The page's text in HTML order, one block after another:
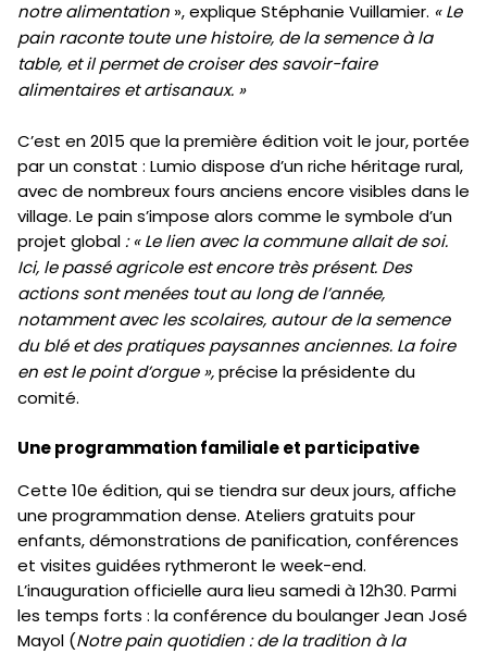
notre alimentation », explique Stéphanie Vuillamier. « Le
pain raconte toute une histoire, de la semence à la
table, et il permet de croiser des savoir-faire
alimentaires et artisanaux. »
C’est en 2015 que la première édition voit le jour, portée
par un constat : Lumio dispose d’un riche héritage rural,
avec de nombreux fours anciens encore visibles dans le
village. Le pain s’impose alors comme le symbole d’un
projet global : « Le lien avec la commune allait de soi.
Ici, le passé agricole est encore très présent. Des
actions sont menées tout au long de l’année,
notamment avec les scolaires, autour de la semence
du blé et des pratiques paysannes anciennes. La foire
en est le point d’orgue »,précise la présidente du
comité.
Une programmation familiale et participative
Cette 10e édition, qui se tiendra sur deux jours, affiche
une programmation dense. Ateliers gratuits pour
enfants, démonstrations de panification, conférences
et visites guidées rythmeront le week-end.
L’inauguration officielle aura lieu samedi à 12h30. Parmi
les temps forts : la conférence du boulanger Jean José
Mayol (Notre pain quotidien : de la tradition à la